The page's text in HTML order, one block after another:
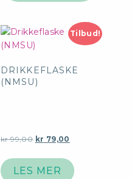
kan
Tilbud!
DRIKKEFLASKE
(NMSU)
kr99,00 Opprinnelig
kr 99,00.
kr 79,00
er:
kr 79,00.
LES MER